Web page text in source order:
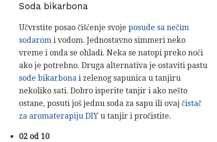
Soda bikarbona
Učvrstite posao čišćenje svoje posude sa nečim
sodarom i vodom. Jednostavno simmeri neko
vreme i onda se ohladi. Neka se natopi preko noći
ako je potrebno. Druga alternativa je ostaviti pastu
sode bikarbona i zelenog sapunica u tanjiru
nekoliko sati. Dobro isperite tanjir i ako nešto
ostane, posuti još jednu soda za sapu ili ovaj čistač
za aromaterapiju DIY u tanjir i pročistite.
02 od 10